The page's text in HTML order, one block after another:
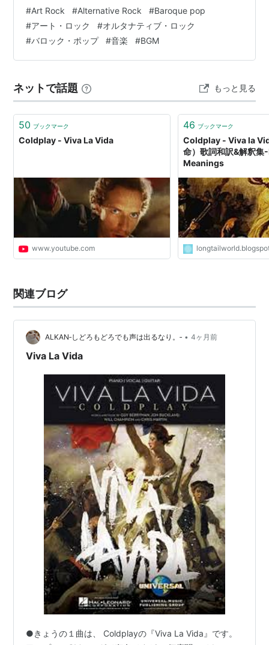
Mylo Xyloto (2011)ASIN:B0053YGYO4
Ghost Stories（2014）
アーティスト:COLDPLAY
出版社/メーカー:PLG
メディア:
この商品を含むブログ (24件) を見る
ノロック路線から大胆な進化を遂げました。 オーケスト
ラや民族音楽、アート・ロック、バロック・ポップなど
多彩な要素を取り入れた本作は、Coldplay のキャリアに
おける大きな転換点であり、同時に2000年代ロ…
#Art Rock #Alternative Rock #Baroque pop
#アート・ロック #オルタナティブ・ロック
#バロック・ポップ #音楽 #BGM
ネットで話題 もっと見る
50 ブックマーク
Coldplay - Viva La Vida
www.youtube.com
46 ブックマーク
Coldplay - Viva la
命）歌詞和訳&解釈
Meanings
関連ブログ
ALKAN‐しどろもどろでも声は出るなり。‐ • 4ヶ月前
Viva La Vida
●きょうの１曲は、 Coldplayの『Viva La Vida』です。